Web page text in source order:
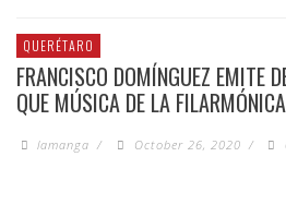
QUERÉTARO
FRANCISCO DOMÍNGUEZ EMITE
QUE MÚSICA DE LA
lamanga / October 26, 2020 /